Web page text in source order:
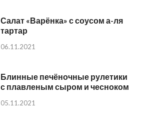
Салат «Варёнка» с соусом а-ля
тартар
06.11.2021
Блинные печёночные рулетики
с плавленым сыром и чесноком
05.11.2021